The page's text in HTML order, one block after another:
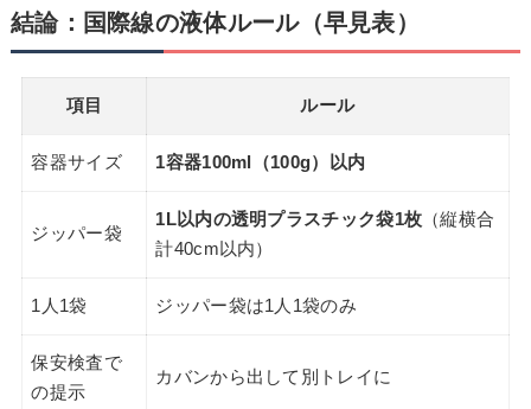
結論：国際線の液体ルール（早見表）
項目 ルール
容器サイズ 1容器100ml（100g）以内
ジッパー袋
1L以内の透明プラスチック袋1枚 （縦横合
計40cm以内）
1人1袋 ジッパー袋は1人1袋のみ
保安検査で
の提示
カバンから出して別トレイに